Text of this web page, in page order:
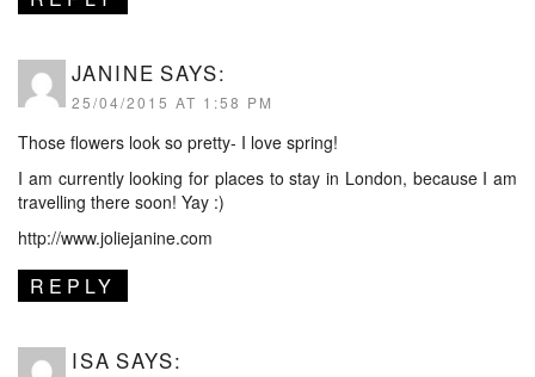
JANINE SAYS:
25/04/2015 AT 1:58 PM
Those flowers look so pretty- I love spring!
I am currently looking for places to stay in London, because I am
travelling there soon! Yay :)
http://www.joliejanine.com
REPLY
ISA SAYS: